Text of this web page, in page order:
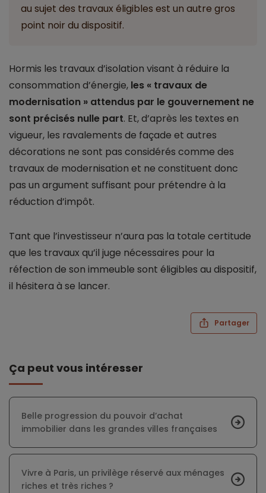
au sujet des travaux éligibles est un autre gros
point noir du dispositif.
Hormis les travaux d’isolation visant à réduire la
consommation d’énergie, les « travaux de
modernisation » attendus par le gouvernement ne
sont précisés nulle part. Et, d’après les textes en
vigueur, les ravalements de façade et autres
décorations ne sont pas considérés comme des
travaux de modernisation et ne constituent donc
pas un argument suffisant pour prétendre à la
réduction d’impôt.
Tant que l’investisseur n’aura pas la totale certitude
que les travaux qu’il juge nécessaires pour la
réfection de son immeuble sont éligibles au dispositif,
il hésitera à se lancer.
Partager
Ça peut vous intéresser
Belle progression du pouvoir d’achat
immobilier dans les grandes villes françaises
Vivre à Paris, un privilège réservé aux ménages
riches et très riches ?